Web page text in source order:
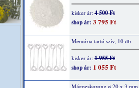
kisker ár: 4 500 Ft
shop ár: 3 795 Ft
Memória tartó szív, 10 db
kisker ár: 1 955 Ft
shop ár: 1 055 Ft
Mágneskorong ø 20 x 3